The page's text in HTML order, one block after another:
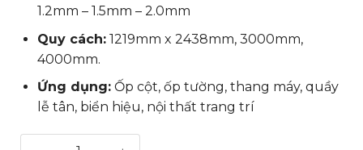
1.2mm – 1.5mm – 2.0mm
Quy cách:1219mm x 2438mm, 3000mm,
4000mm.
Ứng dụng:Ốp cột, ốp tường, thang máy, quầy
lễ tân, biển hiệu, nội thất trang trí